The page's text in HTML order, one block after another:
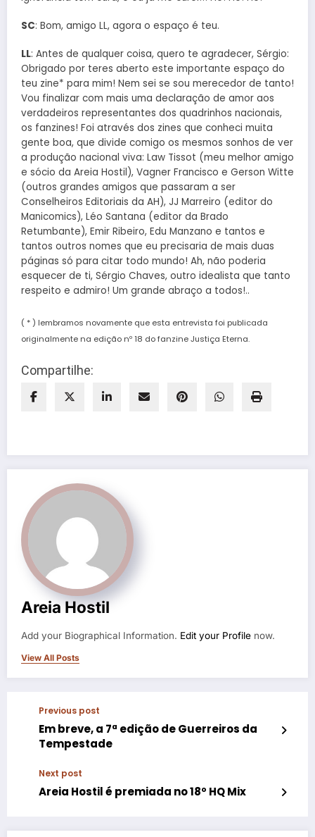
SC: Bom, amigo LL, agora o espaço é teu.
LL: Antes de qualquer coisa, quero te agradecer, Sérgio:
Obrigado por teres aberto este importante espaço do
teu zine* para mim! Nem sei se sou merecedor de tanto!
Vou finalizar com mais uma declaração de amor aos
verdadeiros representantes dos quadrinhos nacionais,
os fanzines! Foi através dos zines que conheci muita
gente boa, que divide comigo os mesmos sonhos de ver
a produção nacional viva: Law Tissot (meu melhor amigo
e sócio da Areia Hostil), Vagner Francisco e Gerson Witte
(outros grandes amigos que passaram a ser
Conselheiros Editoriais da AH), JJ Marreiro (editor do
Manicomics), Léo Santana (editor da Brado
Retumbante), Emir Ribeiro, Edu Manzano e tantos e
tantos outros nomes que eu precisaria de mais duas
páginas só para citar todo mundo! Ah, não poderia
esquecer de ti, Sérgio Chaves, outro idealista que tanto
respeito e admiro! Um grande abraço a todos!..
( * ) lembramos novamente que esta entrevista foi publicada
originalmente na edição nº 18 do fanzine Justiça Eterna.
Compartilhe:
Areia Hostil
Add your Biographical Information. Edit your Profile now.
View All Posts
Previous post
Em breve, a 7ª edição de Guerreiros da
Tempestade
Next post
Areia Hostil é premiada no 18º HQ Mix